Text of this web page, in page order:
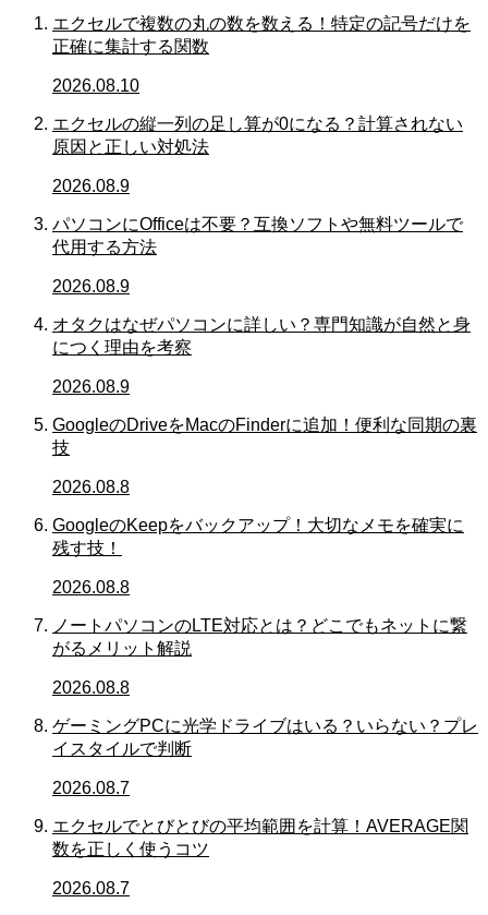
エクセルで複数の丸の数を数える！特定の記号だけを
正確に集計する関数
2026.08.10
エクセルの縦一列の足し算が0になる？計算されない
原因と正しい対処法
2026.08.9
パソコンにOfficeは不要？互換ソフトや無料ツールで
代用する方法
2026.08.9
オタクはなぜパソコンに詳しい？専門知識が自然と身
につく理由を考察
2026.08.9
GoogleのDriveをMacのFinderに追加！便利な同期の裏
技
2026.08.8
GoogleのKeepをバックアップ！大切なメモを確実に
残す技！
2026.08.8
ノートパソコンのLTE対応とは？どこでもネットに繋
がるメリット解説
2026.08.8
ゲーミングPCに光学ドライブはいる？いらない？プレ
イスタイルで判断
2026.08.7
エクセルでとびとびの平均範囲を計算！AVERAGE関
数を正しく使うコツ
2026.08.7